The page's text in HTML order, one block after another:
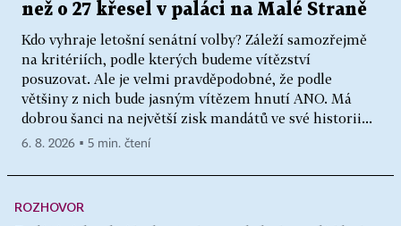
než o 27 křesel v paláci na Malé Straně
Kdo vyhraje letošní senátní volby? Záleží samozřejmě
na kritériích, podle kterých budeme vítězství
posuzovat. Ale je velmi pravděpodobné, že podle
většiny z nich bude jasným vítězem hnutí ANO. Má
dobrou šanci na největší zisk mandátů ve své historii...
6. 8. 2026 ▪ 5 min. čtení
ROZHOVOR